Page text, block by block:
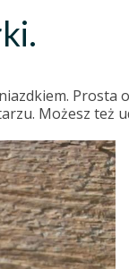
Prosta
Możesz też